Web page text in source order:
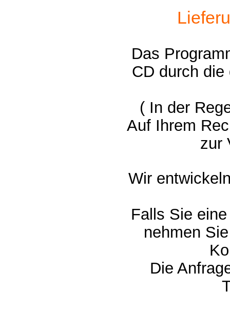
Das
CD durch
( In der
Auf Ihrem
zur
Wir
Falls Sie
nehmen
Die